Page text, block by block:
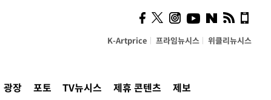
K-Artprice 프라임뉴시스 위클리뉴시스
광장 포토 TV뉴시스 제휴 콘텐츠 제보
시, 스마트폰 액세서리에
NFC 더했다